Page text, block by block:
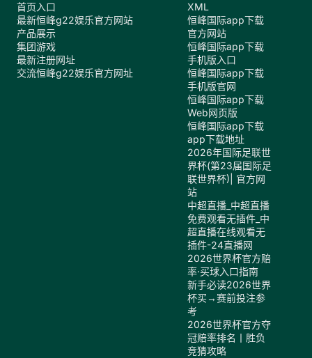
首页入口
最新恒峰g22娱乐官方网站
产品展示
集团游戏
最新注册网址
交流恒峰g22娱乐官方网址
XML
恒峰国际app下载
官方网站
恒峰国际app下载
手机版入口
恒峰国际app下载
手机版官网
恒峰国际app下载
Web网页版
恒峰国际app下载
app下载地址
2026年国际足联世
界杯(第23届国际足
联世界杯)| 官方网
站
中超直播_中超直播
免费观看无插件_中
超直播在线观看无
插件-24直播网
2026世界杯官方赔
率·买球入口指南
新手必读2026世界
杯买→赛前投注参
考
2026世界杯官方夺
冠赔率排名丨胜负
竞猜攻略